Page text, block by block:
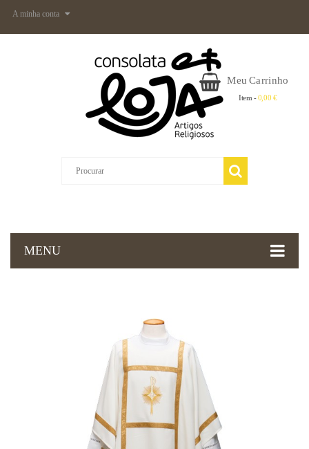
A minha conta
Meu Carrinho
Item - 0,00 €
MENU